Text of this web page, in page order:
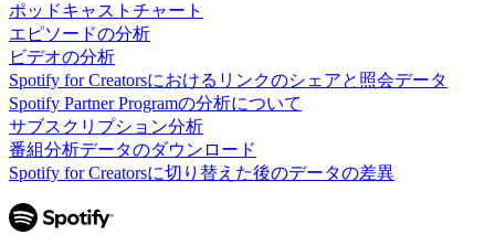
ポッドキャストチャート
エピソードの分析
ビデオの分析
Spotify for Creatorsにおけるリンクのシェアと照会データ
Spotify Partner Programの分析について
サブスクリプション分析
番組分析データのダウンロード
Spotify for Creatorsに切り替えた後のデータの差異